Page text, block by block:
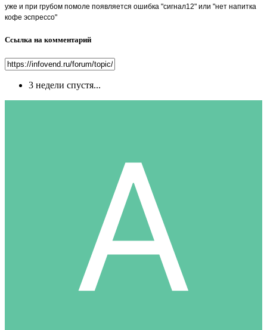
уже и при грубом помоле появляется ошибка "сигнал12" или "нет напитка
кофе эспрессо"
Ссылка на комментарий
3 недели спустя...